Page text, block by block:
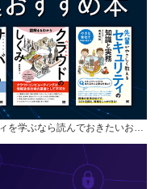
を学ぶなら読んでおきたいお…